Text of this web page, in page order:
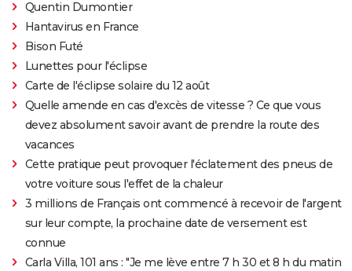
Quentin Dumontier
Hantavirus en France
Bison Futé
Lunettes pour l'éclipse
Carte de l'éclipse solaire du 12 août
Quelle amende en cas d'excès de vitesse ? Ce que vous
devez absolument savoir avant de prendre la route des
vacances
Cette pratique peut provoquer l'éclatement des pneus de
votre voiture sous l'effet de la chaleur
3 millions de Français ont commencé à recevoir de l'argent
sur leur compte, la prochaine date de versement est
connue
Carla Villa, 101 ans : "Je me lève entre 7 h 30 et 8 h du matin